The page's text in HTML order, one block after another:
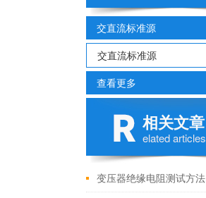
交直流标准源
交直流标准源
查看更多
相关文章
elated articles
变压器绝缘电阻测试方法